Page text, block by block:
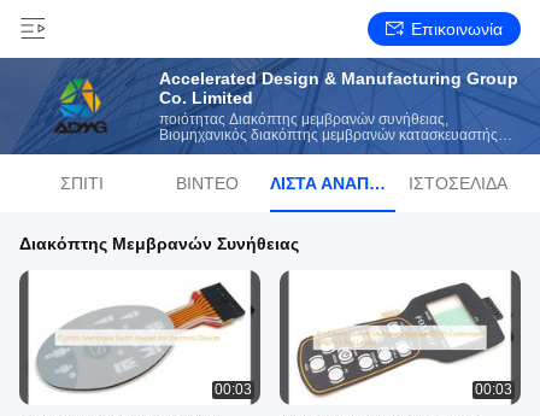
Επικοινωνία
Accelerated Design & Manufacturing Group
Co. Limited
ποιότητας Διακόπτης μεμβρανών συνήθειας,
Βιομηχανικός διακόπτης μεμβρανών κατασκευαστής
από την Κίνα
ΣΠΊΤΙ ΒΊΝΤΕΟ ΛΊΣΤΑ ΑΝΑΠΑΡΑΓΩΓΉΣ ΙΣΤΟΣΕΛΊΔΑ
Διακόπτης Μεμβρανών Συνήθειας
00:03 00:03